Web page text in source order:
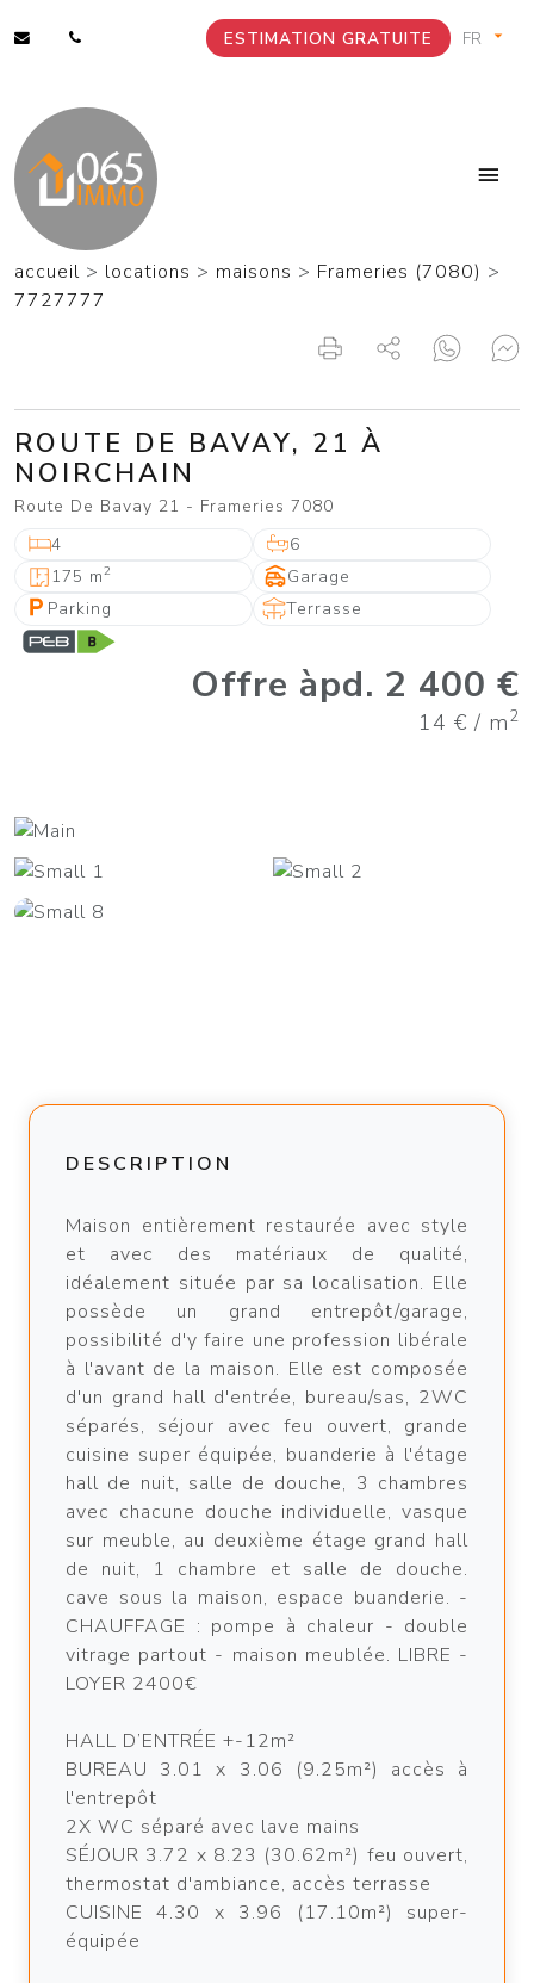
ESTIMATION GRATUITE
accueil > locations > maisons > Frameries (7080) >
7727777
ROUTE DE BAVAY, 21 À
NOIRCHAIN
Route De Bavay 21 - Frameries 7080
4
6
175 m2
Garage
Parking
Terrasse
Offre àpd. 2 400 €
14 € / m2
DESCRIPTION
Maison entièrement restaurée avec style
et avec des matériaux de qualité,
idéalement située par sa localisation. Elle
possède un grand entrepôt/garage,
possibilité d'y faire une profession libérale
à l'avant de la maison. Elle est composée
d'un grand hall d'entrée, bureau/sas, 2WC
séparés, séjour avec feu ouvert, grande
cuisine super équipée, buanderie à l'étage
hall de nuit, salle de douche, 3 chambres
avec chacune douche individuelle, vasque
sur meuble, au deuxième étage grand hall
de nuit, 1 chambre et salle de douche.
cave sous la maison, espace buanderie. -
CHAUFFAGE : pompe à chaleur - double
vitrage partout - maison meublée. LIBRE -
LOYER 2400€
HALL D’ENTRÉE +-12m²
BUREAU 3.01 x 3.06 (9.25m²) accès à
l'entrepôt
2X WC séparé avec lave mains
SÉJOUR 3.72 x 8.23 (30.62m²) feu ouvert,
thermostat d'ambiance, accès terrasse
CUISINE 4.30 x 3.96 (17.10m²) super-
équipée